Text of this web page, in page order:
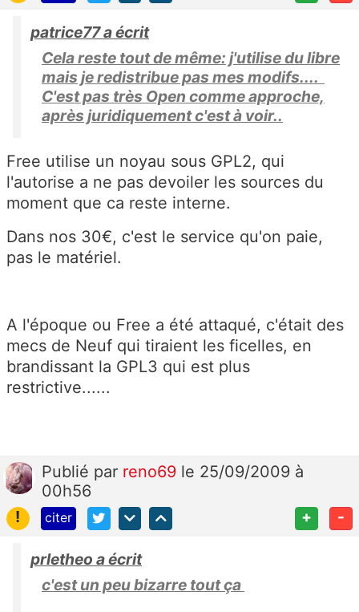
patrice77 a écrit
Cela reste tout de même: j'utilise du libre
mais je redistribue pas mes modifs....
C'est pas très Open comme approche,
après juridiquement c'est à voir..
Free utilise un noyau sous GPL2, qui
l'autorise a ne pas devoiler les sources du
moment que ca reste interne.
Dans nos 30€, c'est le service qu'on paie,
pas le matériel.
A l'époque ou Free a été attaqué, c'était des
mecs de Neuf qui tiraient les ficelles, en
brandissant la GPL3 qui est plus
restrictive......
Publié par reno69 le 25/09/2009 à
00h56
!
citer + -
prletheo a écrit
c'est un peu bizarre tout ça